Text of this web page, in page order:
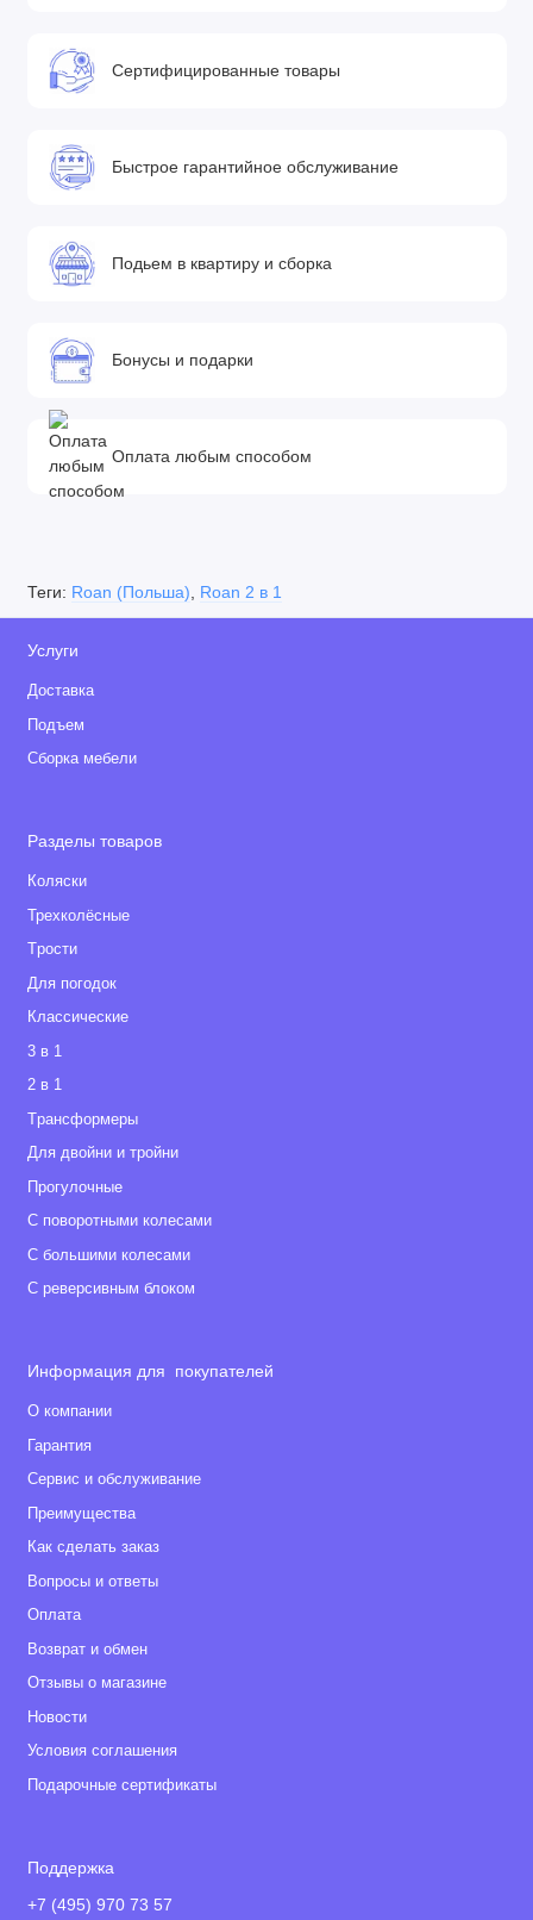
Сертифицированные товары
Быстрое гарантийное обслуживание
Подьем в квартиру и сборка
Бонусы и подарки
Оплата любым способом
Теги: Roan (Польша) Roan 2 в 1
Услуги
Доставка
Подъем
Сборка мебели
Разделы товаров
Коляски
Трехколёсные
Tрости
Для погодок
Классические
3 в 1
2 в 1
Tрансформеры
Для двойни и тройни
Прогулочные
С поворотными колесами
С большими колесами
С реверсивным блоком
Информация для покупателей
О компании
Гарантия
Сервис и обслуживание
Преимущества
Как сделать заказ
Вопросы и ответы
Оплата
Возврат и обмен
Отзывы о магазине
Новости
Условия соглашения
Подарочные сертификаты
Поддержка
+7 (495) 970 73 57